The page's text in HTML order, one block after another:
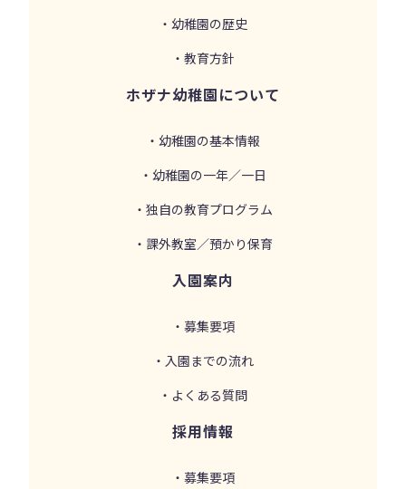
・幼稚園の歴史
・教育方針
ホザナ幼稚園について
・幼稚園の基本情報
・幼稚園の一年／一日
・独自の教育プログラム
・課外教室／預かり保育
入園案内
・募集要項
・入園までの流れ
・よくある質問
採用情報
・募集要項